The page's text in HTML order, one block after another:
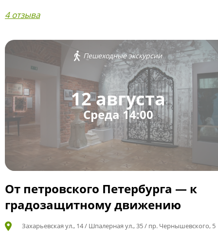
4 отзыва
Пешеходные экскурсии
12 августа
Среда 14:00
От петровского Петербурга — к
градозащитному движению
Захарьевская ул., 14 / Шпалерная ул., 35 / пр. Чернышевского, 5